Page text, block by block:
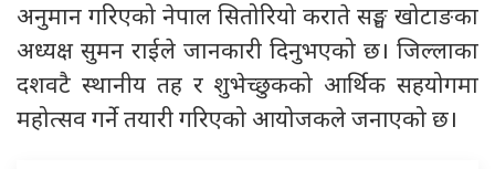
अनुमान गरिएको नेपाल सितोरियो कराते सङ्घ खोटाङका
अध्यक्ष सुमन राईले जानकारी दिनुभएको छ। जिल्लाका
दशवटै स्थानीय तह र शुभेच्छुकको आर्थिक सहयोगमा
महोत्सव गर्ने तयारी गरिएको आयोजकले जनाएको छ।